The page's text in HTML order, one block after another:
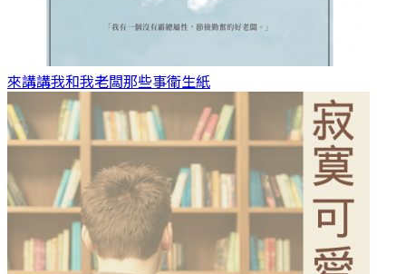
來講講我和我老闆那些事衛生紙